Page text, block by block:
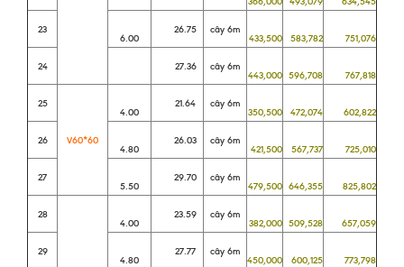
23
6.00
26.75 cây 6m
433,500 583,782 751,076
24 27.36 cây 6m
443,000 596,708 767,818
25
V60*60
4.00
21.64 cây 6m
350,500 472,074 602,822
26
4.80
26.03 cây 6m
421,500 567,737 725,010
27
5.50
29.70 cây 6m
479,500 646,355 825,802
28
4.00
23.59 cây 6m
382,000 509,528 657,059
29
4.80
27.77 cây 6m
450,000 600,125 773,798